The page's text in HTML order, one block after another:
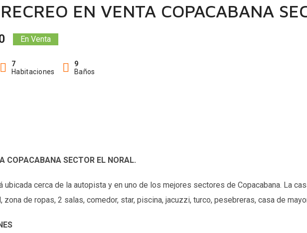
EN VENTA COPACABANA
En Venta
7
Habitaciones
9
Baños
COPACABANA SECTOR EL NORAL.
ubicada cerca de la autopista y en uno de los mejores sectores de Copacabana. La
zona de ropas, 2 salas, comedor, star, piscina, jacuzzi, turco, pesebreras, casa de